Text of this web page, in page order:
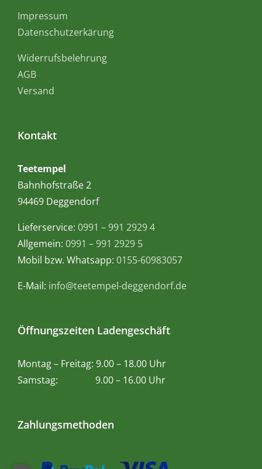
Impressum
Datenschutzerkärung
Widerrufsbelehrung
AGB
Versand
Kontakt
Teetempel
Bahnhofstraße 2
94469 Deggendorf
Lieferservice: 0991 – 991 2929 4
Allgemein: 0991 – 991 2929 5
Mobil bzw. Whatsapp: 0155-60983057
E-Mail: info@teetempel-deggendorf.de
Öffnungszeiten Ladengeschäft
Montag – Freitag: 9.00 – 18.00 Uhr
Samstag: 9.00 – 16.00 Uhr
Zahlungsmethoden